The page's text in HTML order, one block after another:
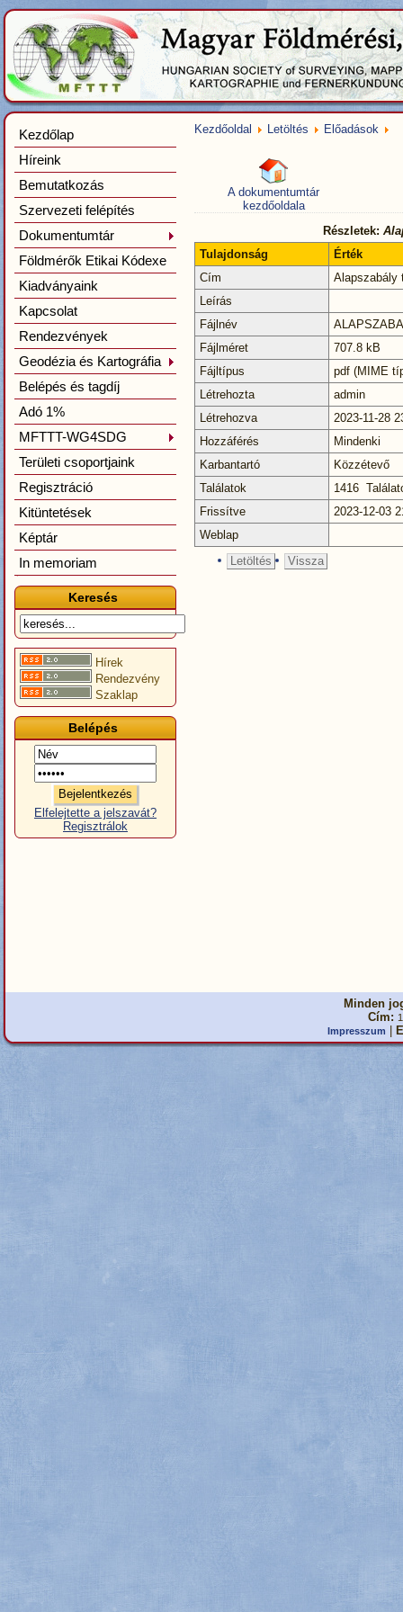
Kezdőlap
Híreink
Bemutatkozás
Szervezeti felépítés
Dokumentumtár
Földmérők Etikai Kódexe
Kiadványaink
Kapcsolat
Rendezvények
Geodézia és Kartográfia
Belépés és tagdíj
Adó 1%
MFTTT-WG4SDG
Területi csoportjaink
Regisztráció
Kitüntetések
Képtár
In memoriam
Keresés
Hírek
Rendezvény
Szaklap
Belépés
Elfelejtette a jelszavát?
Regisztrálok
Kezdőoldal Letöltés Előadások
A dokumentumtár
kezdőoldala
Részletek:
Tulajdonság
Érték
Cím
Alapszabály
Leírás
Fájlnév
Fájlméret
707.8 kB
Fájltípus
pdf (MIME
Létrehozta
admin
Létrehozva
2023-11-28
Hozzáférés
Mindenki
Karbantartó
Közzétevő
Találatok
1416
Frissítve
2023-12-03
Weblap
Letöltés
Vissza
Minden
Cím:
Impresszum